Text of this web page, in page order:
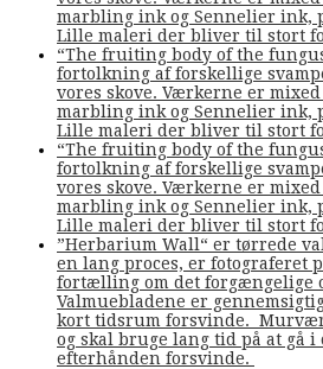
marbling ink og Sennelier ink,
Lille maleri der bliver til stort
“The fruiting body of the
fortolkning af forskellige
vores skove. Værkerne er
marbling ink og Sennelier ink,
Lille maleri der bliver til stort
“The fruiting body of the
fortolkning af forskellige
vores skove. Værkerne er
marbling ink og Sennelier ink,
Lille maleri der bliver til stort
”Herbarium Wall“ er tørrede
en lang proces, er fotograferet
fortælling om det forgængelige
Valmuebladene er
kort tidsrum forsvinde.
og skal bruge lang tid på at gå i
efterhånden forsvinde.